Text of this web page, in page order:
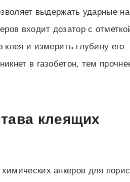
выдержать ударные
входит дозатор с
клея и измерить глубину его
в газобетон, тем
клеящих
анкеров для